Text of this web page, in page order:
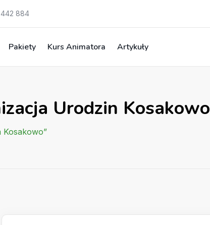
884
Pakiety Kurs Animatora Artykuły
Urodzin Kosakowo
Kosakowo”